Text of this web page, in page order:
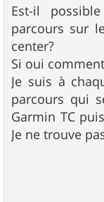
g
e
Est-il
parcours sur
center?
Si oui
Je suis à
parcours qui
Garmin TC
Je ne trouve